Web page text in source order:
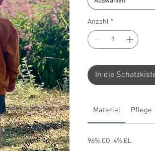
Anzahl *
In die
Material Pflege
96% CO, 4% EL